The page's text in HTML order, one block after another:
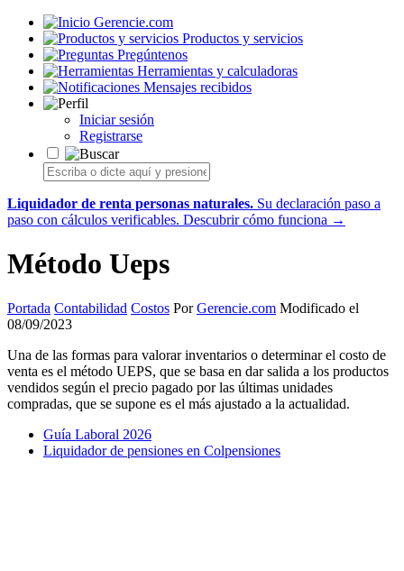
Gerencie.com
Productos y servicios
Pregúntenos
Herramientas y calculadoras
Mensajes recibidos
Iniciar sesión
Registrarse
Liquidador de renta personas naturales. Su declaración paso a
paso con cálculos verificables. Descubrir cómo funciona →
Método Ueps
Portada Contabilidad Costos PorGerencie.com Modificado el
08/09/2023
Una de las formas para valorar inventarios o determinar el costo de
venta es el método UEPS, que se basa en dar salida a los productos
vendidos según el precio pagado por las últimas unidades
compradas, que se supone es el más ajustado a la actualidad.
Guía Laboral 2026
Liquidador de pensiones en Colpensiones